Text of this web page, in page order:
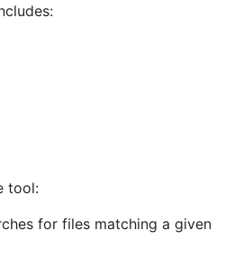
tool:
for files matching a given